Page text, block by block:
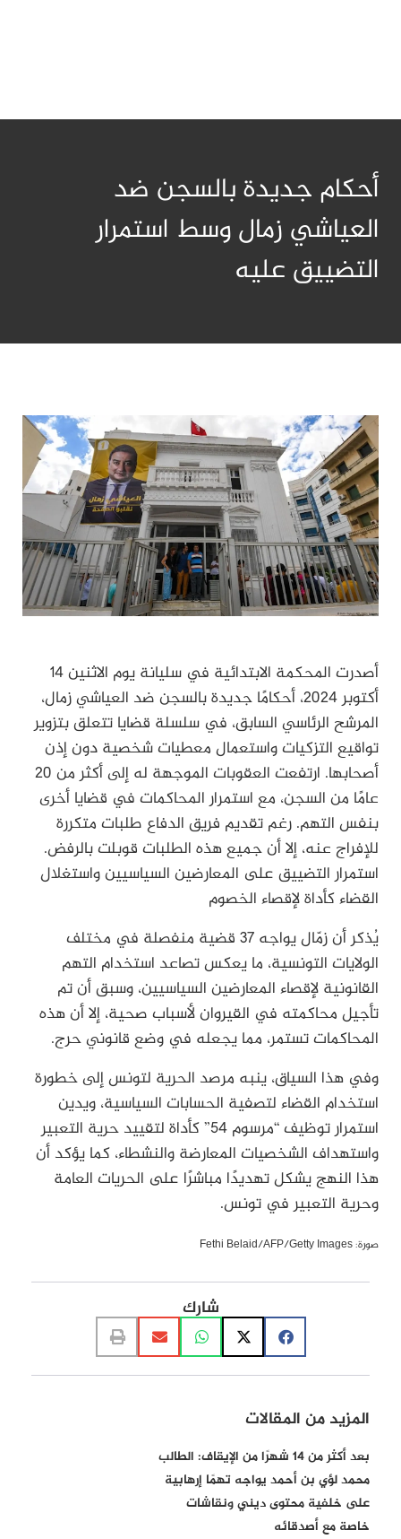
أحكام جديدة بالسجن ضد
العياشي زمال وسط استمرار
التضييق عليه
أصدرت المحكمة الابتدائية في سليانة يوم الاثنين 14
أكتوبر 2024، أحكامًا جديدة بالسجن ضد العياشي زمال،
المرشح الرئاسي السابق، في سلسلة قضايا تتعلق بتزوير
تواقيع التزكيات واستعمال معطيات شخصية دون إذن
أصحابها. ارتفعت العقوبات الموجهة له إلى أكثر من 20
عامًا من السجن، مع استمرار المحاكمات في قضايا أخرى
بنفس التهم. رغم تقديم فريق الدفاع طلبات متكررة
للإفراج عنه، إلا أن جميع هذه الطلبات قوبلت بالرفض.
استمرار التضييق على المعارضين السياسيين واستغلال
القضاء كأداة لإقصاء الخصوم
يُذكر أن زمّال يواجه 37 قضية منفصلة في مختلف
الولايات التونسية، ما يعكس تصاعد استخدام التهم
القانونية لإقصاء المعارضين السياسيين، وسبق أن تم
تأجيل محاكمته في القيروان لأسباب صحية، إلا أن هذه
المحاكمات تستمر، مما يجعله في وضع قانوني حرج.
وفي هذا السياق، ينبه مرصد الحرية لتونس إلى خطورة
استخدام القضاء لتصفية الحسابات السياسية، ويدين
استمرار توظيف “مرسوم 54” كأداة لتقييد حرية التعبير
واستهداف الشخصيات المعارضة والنشطاء، كما يؤكد أن
هذا النهج يشكل تهديدًا مباشرًا على الحريات العامة
وحرية التعبير في تونس.
صورة: Fethi Belaid/AFP/Getty Images
شارك
المزيد من المقالات
بعد أكثر من 14 شهرًا من الإيقاف: الطالب
محمد لؤي بن أحمد يواجه تهمًا إرهابية
على خلفية محتوى ديني ونقاشات
خاصة مع أصدقائه